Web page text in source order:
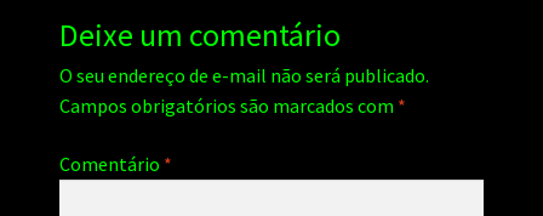
Deixe um comentário
O seu endereço de e-mail não será publicado.
Campos obrigatórios são marcados com *
Comentário *